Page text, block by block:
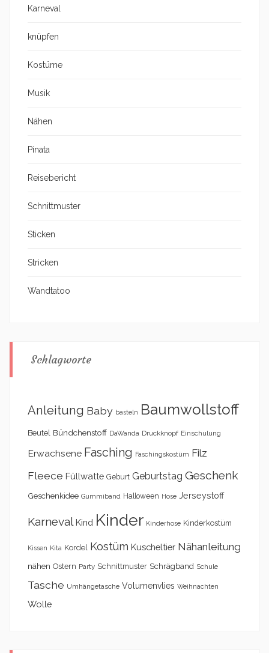
Karneval
knüpfen
Kostüme
Musik
Nähen
Pinata
Reisebericht
Schnittmuster
Sticken
Stricken
Wandtatoo
Schlagworte
Anleitung Baby basteln Baumwollstoff
Beutel Bündchenstoff DaWanda Druckknopf Einschulung
Erwachsene Fasching Faschingskostüm Filz
Fleece Füllwatte Geburt Geburtstag Geschenk
Geschenkidee Gummiband Halloween Hose Jerseystoff
Karneval Kind Kinder Kinderhose Kinderkostüm
Kissen Kita Kordel Kostüm Kuscheltier Nähanleitung
nähen Ostern Party Schnittmuster Schrägband Schule
Tasche Umhängetasche Volumenvlies Weihnachten
Wolle